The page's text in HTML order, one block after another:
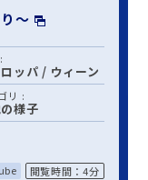
～
ッパ / ウィーン
リ :
様子
閲覧時間：4分